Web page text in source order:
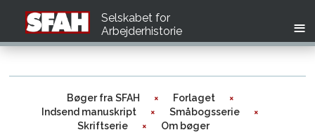
Selskabet for
Arbejderhistorie
Bøger fra SFAH
Forlaget
Indsend manuskript
Småbogsserie
Skriftserie
Om bøger